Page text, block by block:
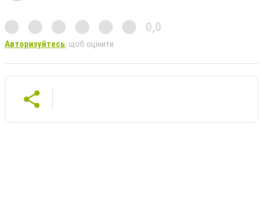
0,0
Авторизуйтесь, щоб оцінити